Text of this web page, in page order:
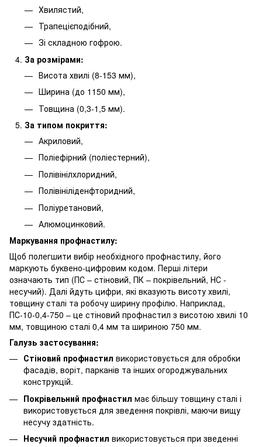
Хвилястий,
Трапецієподібний,
Зі складною гофрою.
За розмірами:
Висота хвилі (8-153 мм),
Ширина (до 1150 мм),
Товщина (0,3-1,5 мм).
За типом покриття:
Акриловий,
Поліефірний (поліестерний),
Полівінілхлоридний,
Полівініліденфторидний,
Поліуретановий,
Алюмоцинковий.
Маркування профнастилу:
Щоб полегшити вибір необхідного профнастилу, його
маркують буквено-цифровим кодом. Перші літери
означають тип (ПС – стіновий, ПК – покрівельний, НС -
несучий). Далі йдуть цифри, які вказують висоту хвилі,
товщину сталі та робочу ширину профілю. Наприклад,
ПС-10-0,4-750 – це стіновий профнастил з висотою хвилі 10
мм, товщиною сталі 0,4 мм та шириною 750 мм.
Галузь застосування:
Стіновий профнастил використовується для обробки
фасадів, воріт, парканів та інших огороджувальних
конструкцій.
Покрівельний профнастил має більшу товщину сталі і
використовується для зведення покрівлі, маючи вищу
несучу здатність.
Несучий профнастил використовується при зведенні